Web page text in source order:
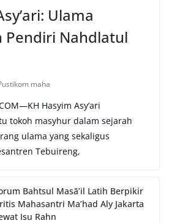
Ulama
Pendiri Nahdlatul
maha
Hasyim Asy’ari
tokoh masyhur dalam sejarah
ulama yang sekaligus
Tebuireng,
Bahtsul Masā’il Latih Berpikir
Mahasantri Ma’had Aly Jakarta
Isu Rahn